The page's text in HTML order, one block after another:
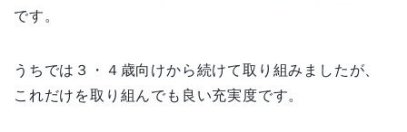
です。
うちでは３・４歳向けから続けて取り組みましたが、
これだけを取り組んでも良い充実度です。